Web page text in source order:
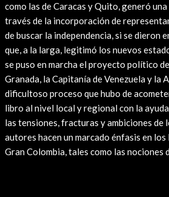
como las de Caracas y Quito, generó
través de la incorporación de
de buscar la independencia, si se dieron
que, a la larga, legitimó los nuevos
se puso en marcha el proyecto político
Granada, la Capitanía de Venezuela y la
dificultoso proceso que hubo de
libro al nivel local y regional con la
las tensiones, fracturas y ambiciones de
autores hacen un marcado énfasis en
Gran Colombia, tales como las nociones